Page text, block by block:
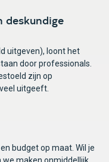
deskundige
uitgeven), loont het
door professionals.
zijn op
uitgeeft.
budget op maat. Wil je
maken onmiddellijk